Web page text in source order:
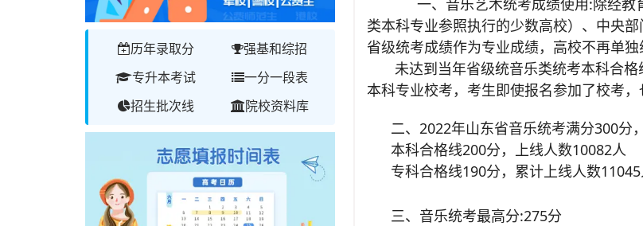
       一、音乐艺术统考成绩使用:
除经教
类本科专业参照执行的少数高校）、中央
省级统考成绩作为专业成绩，高校不再单独
未达到当年省级统音乐类统考本
本科专业校考，考生即使报名参加了校考，
      二、2022年山东省音乐统考满分300分，
      本科合格线200分，上线人数10082人
专科合格线190分，累计上线人数
      三、音乐统考最高分:275分
历年录取分 强基和综招
专升本考试 一分一段表
招生批次线 院校资料库